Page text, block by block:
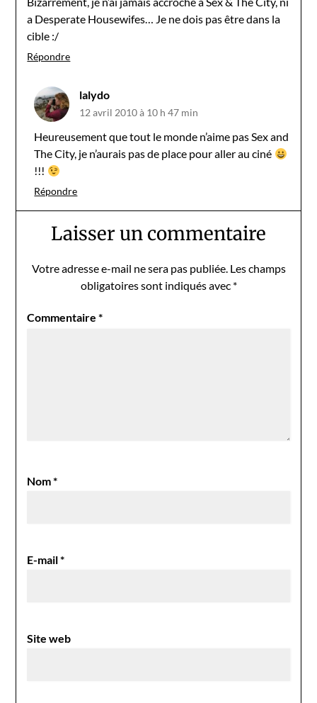
a Desperate Housewifes… Je ne dois pas être dans la
cible :/
Répondre
lalydo
12 avril 2010 à 10 h 47 min
Heureusement que tout le monde n’aime pas Sex and
The City, je n’aurais pas de place pour aller au ciné
!!!
Répondre
Laisser un commentaire
Votre adresse e-mail ne sera pas publiée. Les champs
obligatoires sont indiqués avec *
Commentaire*
Nom*
E-mail*
Site web